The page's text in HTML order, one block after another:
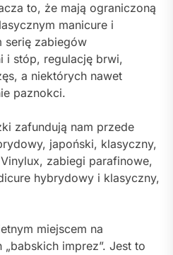
to, że mają ograniczoną
manicure i
serię zabiegów
i stóp, regulację brwi,
a niektórych nawet
paznokci.
zafundują nam przede
japoński, klasyczny,
zabiegi parafinowe,
hybrydowy i klasyczny,
miejscem na
imprez”. Jest to